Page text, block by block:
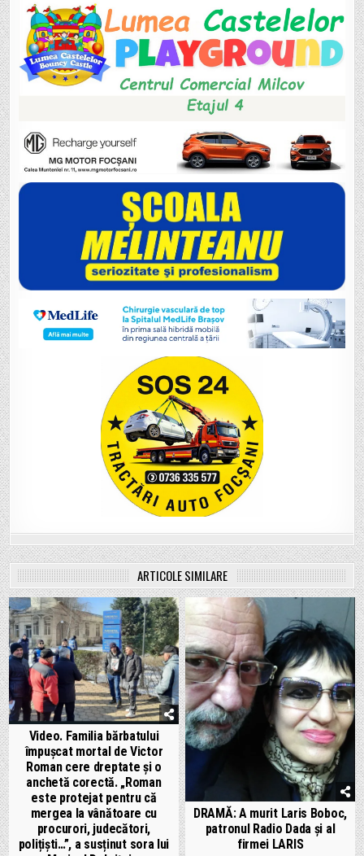
ARTICOLE SIMILARE
Video. Familia bărbatului
împușcat mortal de Victor
Roman cere dreptate și o
anchetă corectă. „Roman
este protejat pentru că
mergea la vânătoare cu
procurori, judecători,
polițiști…”, a susținut sora lui
DRAMĂ: A murit Laris Boboc,
patronul Radio Dada și al
firmei LARIS